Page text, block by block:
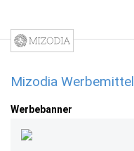
Mizodia
Werbebanner